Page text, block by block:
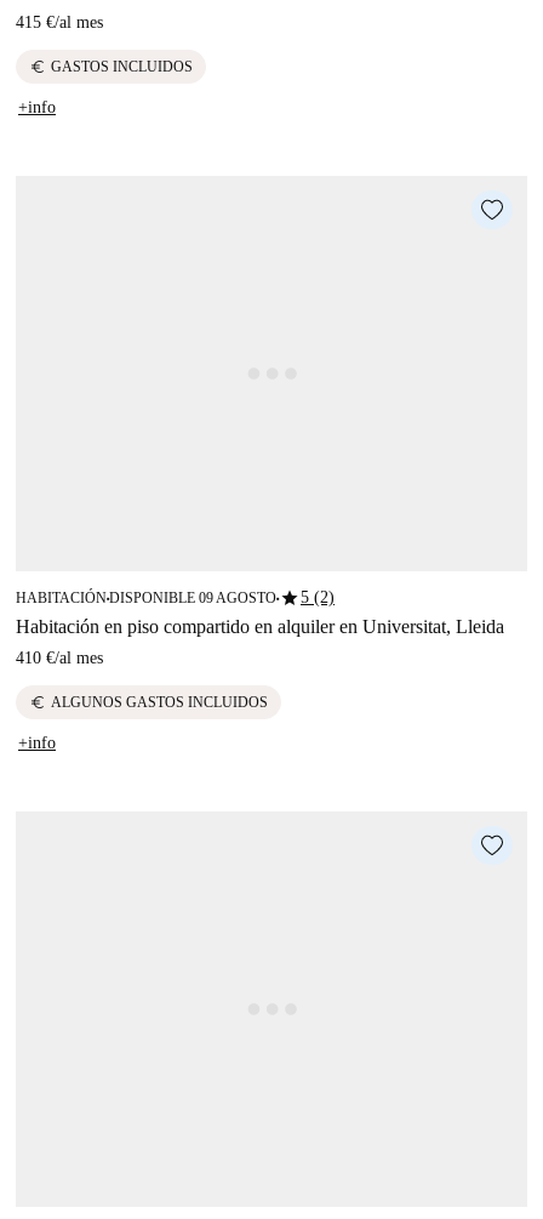
415 €/al mes
euro GASTOS INCLUIDOS
+info
HABITACIÓN■DISPONIBLE 09 AGOSTO■star5 (2)
Habitación en piso compartido en alquiler en Universitat, Lleida
410 €/al mes
euro ALGUNOS GASTOS INCLUIDOS
+info